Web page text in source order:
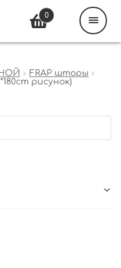
FRAP шторы
рисунок)
0